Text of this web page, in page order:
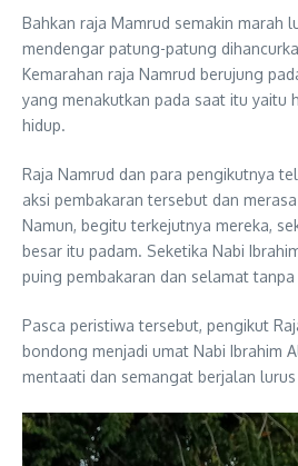
Bahkan raja Mamrud semakin marah
mendengar patung-patung
Kemarahan raja Namrud berujung
yang menakutkan pada saat itu yaitu
hidup.
Raja Namrud dan para pengikutnya
aksi pembakaran tersebut dan
Namun, begitu terkejutnya mereka,
besar itu padam. Seketika Nabi
puing pembakaran dan selamat
Pasca peristiwa tersebut, pengikut
bondong menjadi umat Nabi Ibrahim
mentaati dan semangat berjalan